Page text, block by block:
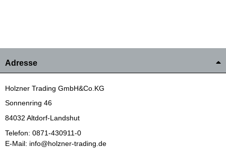
Adresse
Holzner Trading GmbH&Co.KG
Sonnenring 46
84032 Altdorf-Landshut
Telefon: 0871-430911-0
E-Mail: info@holzner-trading.de